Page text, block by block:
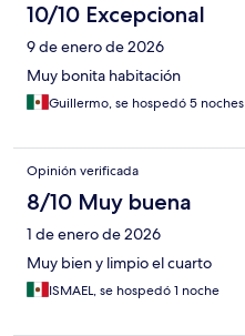
10/10 Excepcional
9 de enero de 2026
Muy bonita habitación
Guillermo, se hospedó 5 noches
Opinión verificada
8/10 Muy buena
1 de enero de 2026
Muy bien y limpio el cuarto
ISMAEL, se hospedó 1 noche